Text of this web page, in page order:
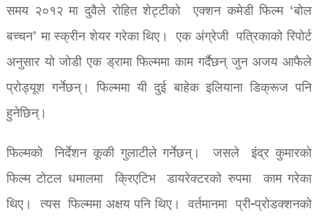
समय २०१२ मा दुवैले रोहित शेट्टीको एक्शन कमेडी फिल्म ‘बोल
बच्चन’ मा स्क्रीन शेयर गरेका थिए। एक अंग्रेजी पत्रिकाको रिपोर्ट
अनुसार यो जोडी एक ड्रामा फिल्ममा काम गर्दैछन् जुन अजय आफैले
प्रोड्यूश गर्नेछन्। फिल्ममा यी दुई बाहेक इलियाना डिक्रूज पनि
हुनेछिन्।
फिल्मको निर्देशन कूकी गुलाटीले गर्नेछन्। जसले इंद्र कुमारको
फिल्म टोटल धमालमा क्रिएटिभ डायरेक्टरको रुपमा काम गरेका
थिए। त्यस फिल्ममा अक्षय पनि थिए। वर्तमानमा प्री-प्रोडक्शनको